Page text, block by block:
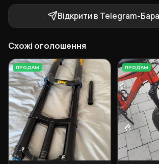
Відкрити в Telegram-
Схожі оголошення
ПРОДАМ ПРОДАМ